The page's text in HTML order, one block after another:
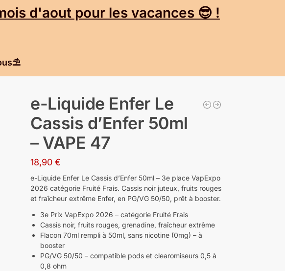
d'aout pour les vacances 😎 !
e-Liquide Enfer Le
Cassis d’Enfer 50ml
– VAPE 47
18,90€
e-Liquide Enfer Le Cassis d’Enfer 50ml – 3e place VapExpo
2026 catégorie Fruité Frais. Cassis noir juteux, fruits rouges
et fraîcheur extrême Enfer, en PG/VG 50/50, prêt à booster.
3e Prix VapExpo 2026 – catégorie Fruité Frais
Cassis noir, fruits rouges, grenadine, fraîcheur extrême
Flacon 70ml rempli à 50ml, sans nicotine (0mg) – à
booster
PG/VG 50/50 – compatible pods et clearomiseurs 0,5 à
0,8 ohm